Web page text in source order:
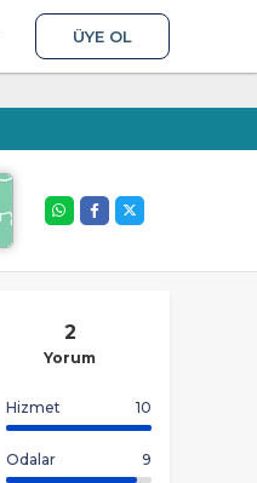
ÜYE OL
2
Yorum
Hizmet 10
Odalar 9